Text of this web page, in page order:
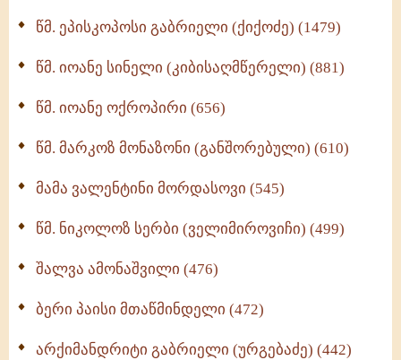
წმ. ეპისკოპოსი გაბრიელი (ქიქოძე) (1479)
წმ. იოანე სინელი (კიბისაღმწერელი) (881)
წმ. იოანე ოქროპირი (656)
წმ. მარკოზ მონაზონი (განშორებული) (610)
მამა ვალენტინი მორდასოვი (545)
წმ. ნიკოლოზ სერბი (ველიმიროვიჩი) (499)
შალვა ამონაშვილი (476)
ბერი პაისი მთაწმინდელი (472)
არქიმანდრიტი გაბრიელი (ურგებაძე) (442)